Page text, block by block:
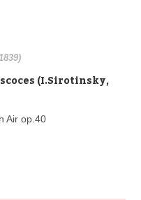
Reproductor
(I.Sirotinsky,
Air op.40